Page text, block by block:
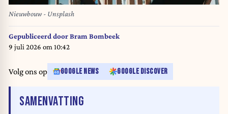
Nieuwbouw - Unsplash
Gepubliceerd doorBram Bombeek
9 juli 2026 om 10:42
Volg ons op GOOGLE NEWS GOOGLE DISCOVER
SAMENVATTING